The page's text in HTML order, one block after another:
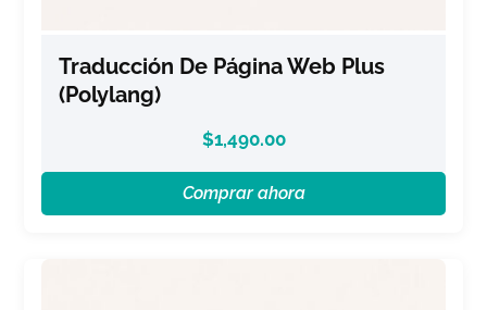
Traducción De Página Web Plus
(Polylang)
$1,490.00
Comprar ahora